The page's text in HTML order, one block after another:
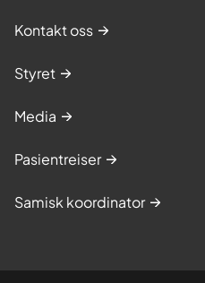
Kontakt oss
Styret
Media
Pasientreiser
Samisk koordinator